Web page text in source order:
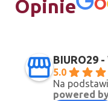
Opinie
BIURO29
5.0
Na
powered